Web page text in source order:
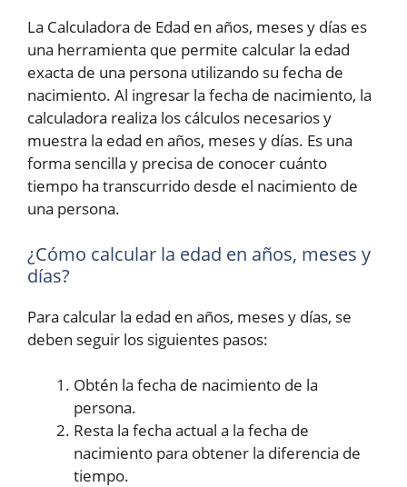
La Calculadora de Edad en años, meses y días es
una herramienta que permite calcular la edad
exacta de una persona utilizando su fecha de
nacimiento. Al ingresar la fecha de nacimiento, la
calculadora realiza los cálculos necesarios y
muestra la edad en años, meses y días. Es una
forma sencilla y precisa de conocer cuánto
tiempo ha transcurrido desde el nacimiento de
una persona.
¿Cómo calcular la edad en años, meses y
días?
Para calcular la edad en años, meses y días, se
deben seguir los siguientes pasos:
Obtén la fecha de nacimiento de la
persona.
Resta la fecha actual a la fecha de
nacimiento para obtener la diferencia de
tiempo.